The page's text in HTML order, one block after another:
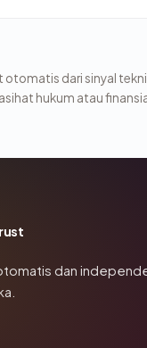
otomatis dari sinyal
hukum atau
dan